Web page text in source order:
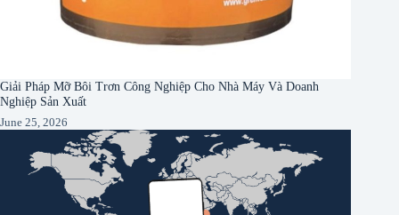
Giải Pháp Mỡ Bôi Trơn Công Nghiệp Cho Nhà Máy Và Doanh
Nghiệp Sản Xuất
June 25, 2026